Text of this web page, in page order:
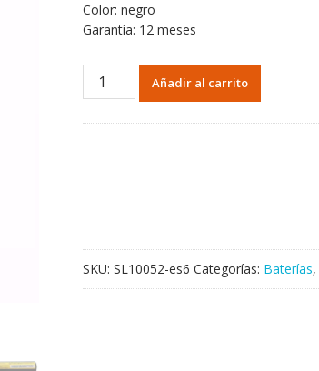
Color: negro
Garantía: 12 meses
Portátil
Añadir al carrito
SKU: SL10052-es6 Categorías: Baterías,